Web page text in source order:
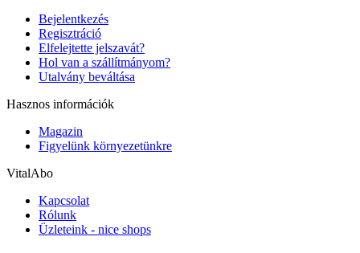
Bejelentkezés
Regisztráció
Elfelejtette jelszavát?
Hol van a szállítmányom?
Utalvány beváltása
Hasznos információk
Magazin
Figyelünk környezetünkre
VitalAbo
Kapcsolat
Rólunk
Üzleteink - nice shops